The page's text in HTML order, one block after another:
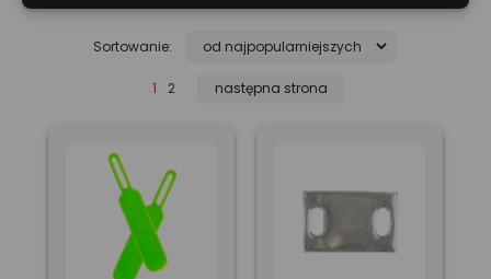
Sortowanie:
1 2 następna strona